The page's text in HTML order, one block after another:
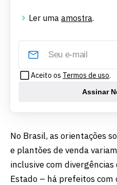
Ler uma amostra.
Aceito os Termos de uso.
Assinar
No Brasil, as orientações
e plantões de venda
inclusive com
Estado – há prefeitos